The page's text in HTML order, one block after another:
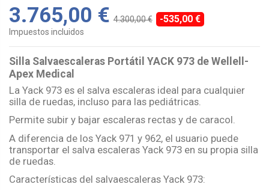
3.765,00 € 4.300,00 € -535,00 €
Impuestos incluidos
Silla Salvaescaleras Portátil YACK 973 de Wellell-
Apex Medical
La Yack 973 es el salva escaleras ideal para cualquier
silla de ruedas, incluso para las pediátricas.
Permite subir y bajar escaleras rectas y de caracol.
A diferencia de los Yack 971 y 962, el usuario puede
transportar el salva escaleras Yack 973 en su propia silla
de ruedas.
Características del salvaescaleras Yack 973: